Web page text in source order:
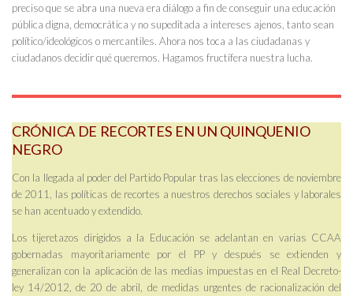
preciso que se abra una nueva era diálogo a fin de conseguir una educación
pública digna, democrática y no supeditada a intereses ajenos, tanto sean
político/ideológicos o mercantiles. Ahora nos toca a las ciudadanas y
ciudadanos decidir qué queremos. Hagamos fructífera nuestra lucha.
CRÓNICA DE RECORTES EN UN QUINQUENIO
NEGRO
Con la llegada al poder del Partido Popular tras las elecciones de noviembre
de 2011, las políticas de recortes a nuestros derechos sociales y laborales
se han acentuado y extendido.
Los tijeretazos dirigidos a la Educación se adelantan en varias CCAA
gobernadas mayoritariamente por el PP y después se extienden y
generalizan con la aplicación de las medias impuestas en el Real Decreto-
ley 14/2012, de 20 de abril, de medidas urgentes de racionalización del